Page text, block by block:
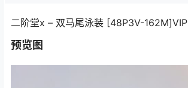
二阶堂x – 双马尾泳装 [48P3V-162M]VIP
预览图